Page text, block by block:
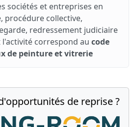
sociétés et entreprises en
procédure collective,
redressement judiciaire
correspond au code
de peinture et vitrerie
de reprise ?